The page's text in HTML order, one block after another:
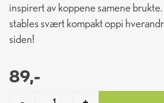
inspirert av koppene samene
stables svært kompakt oppi
siden!
89,-